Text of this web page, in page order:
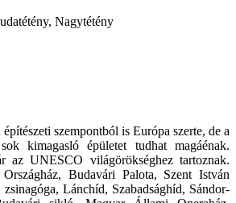
Nagytétény
szempontból is Európa szerte, de a
kimagasló épületet tudhat magáénak.
az UNESCO világörökséghez tartoznak.
Budavári Palota, Szent István
Lánchíd, Szabadsághíd, Sándor-